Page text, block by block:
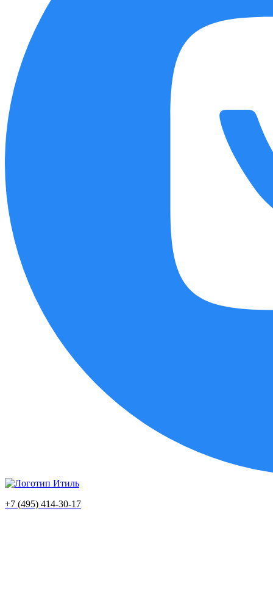
+7 (495) 414-30-17